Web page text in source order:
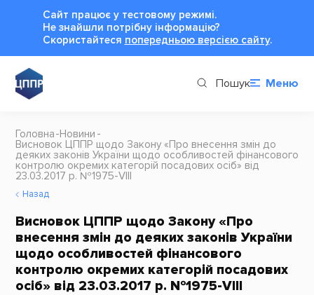
Сайт працює у тестовому режимі.
Не знайшли потрібну інформацію?
Cкористайтеся попередньою версією сайту.
Пошук Меню
Головна Новини
Висновок ЦППР щодо Закону «Про внесення змін до
деяких законів України щодо особливостей фінансового
контролю окремих категорій посадових осіб» від
23.03.2017 р. №1975-VIII
Назад
Висновок ЦППР щодо Закону «Про
внесення змін до деяких законів України
щодо особливостей фінансового
контролю окремих категорій посадових
осіб» від 23.03.2017 р. №1975-VIII